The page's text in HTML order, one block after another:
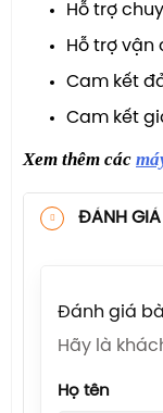
Hỗ trợ
Hỗ trợ
Cam kết
Cam kết
Xem thêm các
ĐÁNH GIÁ
Đánh giá
Hãy là
Họ tên